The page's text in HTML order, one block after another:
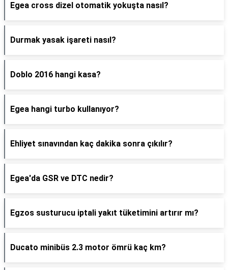
Egea cross dizel otomatik yokuşta nasıl?
Durmak yasak işareti nasıl?
Doblo 2016 hangi kasa?
Egea hangi turbo kullanıyor?
Ehliyet sınavından kaç dakika sonra çıkılır?
Egea'da GSR ve DTC nedir?
Egzos susturucu iptali yakıt tüketimini artırır mı?
Ducato minibüs 2.3 motor ömrü kaç km?